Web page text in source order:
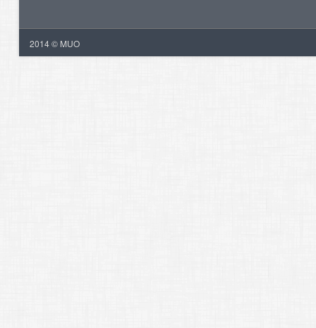
2014 © MUO